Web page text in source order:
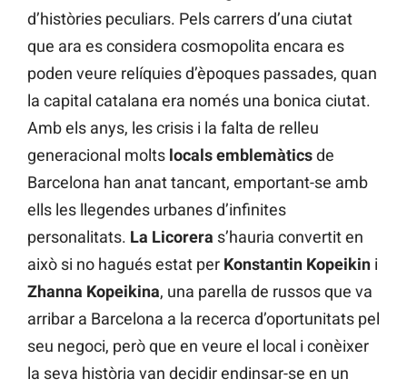
d’històries peculiars. Pels carrers d’una ciutat
que ara es considera cosmopolita encara es
poden veure relíquies d’èpoques passades, quan
la capital catalana era només una bonica ciutat.
Amb els anys, les crisis i la falta de relleu
generacional molts locals emblemàticsde
Barcelona han anat tancant, emportant-se amb
ells les llegendes urbanes d’infinites
personalitats. La Licorera s’hauria convertit en
això si no hagués estat per Konstantin Kopeikin i
Zhanna Kopeikina, una parella de russos que va
arribar a Barcelona a la recerca d’oportunitats pel
seu negoci, però que en veure el local i conèixer
la seva història van decidir endinsar-se en un